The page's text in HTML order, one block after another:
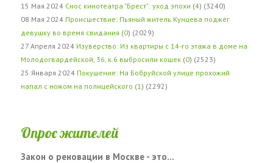
15 Мая 2024 Снос кинотеатра "Брест": уход эпохи (4) (3240)
08 Мая 2024 Происшествие: Пьяный житель Кунцева поджёг
девушку во время свидания (0) (2029)
27 Апреля 2024 Изуверство: Из квартиры с 14-го этажа в доме на
Молодогвардейской, 36, к.6 выбросили кошек (0) (2523)
25 Января 2024 Покушение: На Бобруйской улице прохожий
напал с ножом на полицейского (1 ) (2292)
Опрос жителей
Закон о реновации в Москве - это...